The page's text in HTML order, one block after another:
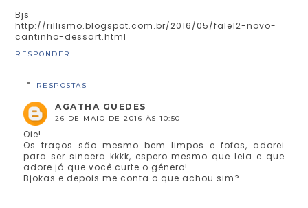
Bjs
http://rillismo.blogspot.com.br/2016/05/fale12-novo-
cantinho-dessart.html
RESPONDER
RESPOSTAS
AGATHA GUEDES
26 DE MAIO DE 2016 ÀS 10:50
Oie!
Os traços são mesmo bem limpos e fofos, adorei
para ser sincera kkkk, espero mesmo que leia e que
adore já que você curte o gênero!
Bjokas e depois me conta o que achou sim?